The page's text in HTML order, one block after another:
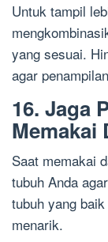
Untuk tampil
yang sesuai.
agar
16. Jaga
Memakai
Saat memakai
tubuh Anda
tubuh yang
menarik.